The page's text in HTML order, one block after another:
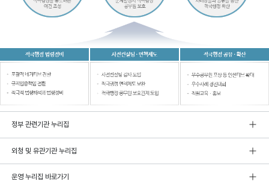
정부 관련기관 누리집
외청 및 유관기관 누리집
운영 누리집 바로가기